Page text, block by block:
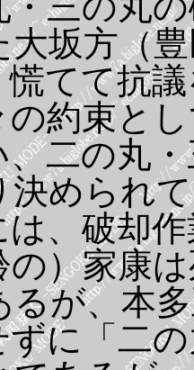
大坂方（
慌てて抗
約束と
二の丸
決められ
、破却
）家康
るが、本
に「二